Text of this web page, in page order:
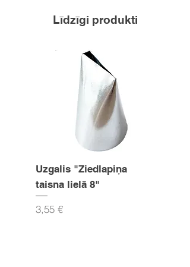
Līdzīgi produkti
Uzgalis "Ziedlapiņa
taisna lielā 8"
Cena
3,55 €